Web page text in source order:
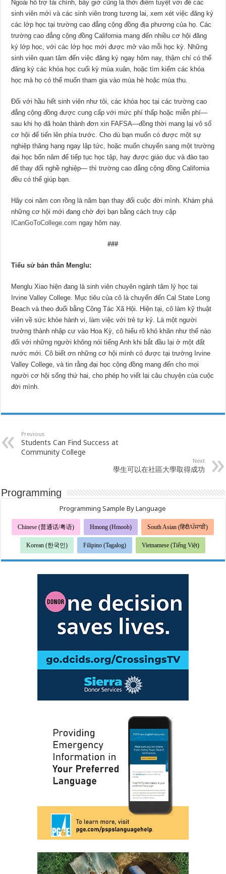
Ngoài hỗ trợ tài chính, bây giờ cũng là thời điểm tuyệt vời để các
sinh viên mới và các sinh viên trong tương lai, xem xét việc đăng ký
các lớp học tại trường cao đẳng cộng đồng địa phương của họ. Các
trường cao đẳng cộng đồng California mang đến nhiều cơ hội đăng
ký lớp học, với các lớp học mới được mở vào mỗi học kỳ. Những
sinh viên quan tâm đến việc đăng ký ngay hôm nay, thậm chí có thể
đăng ký các khóa học cuối kỳ mùa xuân, hoặc tìm kiếm các khóa
học mà họ có thể muốn tham gia vào mùa hè hoặc mùa thu.
Đối với hầu hết sinh viên như tôi, các khóa học tại các trường cao
đẳng cộng đồng được cung cấp với mức phí thấp hoặc miễn phí—
sau khi họ đã hoàn thành đơn xin FAFSA—đồng thời mang lại vô số
cơ hội để tiến lên phía trước. Cho dù bạn muốn có được một sự
nghiệp thăng hạng ngay lập tức, hoặc muốn chuyển sang một trường
đại học bốn năm để tiếp tục học tập, hay được giáo dục và đào tạo
để thay đổi nghề nghiệp— thì trường cao đẳng cộng đồng California
đều có thể giúp bạn.
Hãy coi năm con rồng là năm bạn thay đổi cuộc đời mình. Khám phá
những cơ hội mới đang chờ đợi bạn bằng cách truy cập
ICanGoToCollege.com ngay hôm nay.
###
Tiểu sử bản thân Menglu:
Menglu Xiao hiện đang là sinh viên chuyên ngành tâm lý học tại
Irvine Valley College. Mục tiêu của cô là chuyển đến Cal State Long
Beach và theo đuổi bằng Công Tác Xã Hội. Hiện tại, cô làm kỹ thuật
viên về sức khỏe hành vi, làm việc với trẻ tự kỷ. Là một người
trưởng thành nhập cư vào Hoa Kỳ, cô hiểu rõ khó khăn như thế nào
đối với những người không nói tiếng Anh khi bắt đầu lại ở một đất
nước mới. Cô biết ơn những cơ hội mình có được tại trường Irvine
Valley College, và tin rằng đại học cộng đồng mang đến cho mọi
người cơ hội sống thứ hai, cho phép họ viết lại câu chuyện của cuộc
đời mình.
Previous
Students Can Find Success at
Community College
Next
學生可以在社區大學取得成功
Programming
Programming Sample By Language
Chinese (普通话/粤语) Hmong (Hmoob) South Asian (हिंदी/ਪੰਜਾਬੀ)
Korean (한국인) Filipino (Tagalog) Vietnamese (Tiếng Việt)